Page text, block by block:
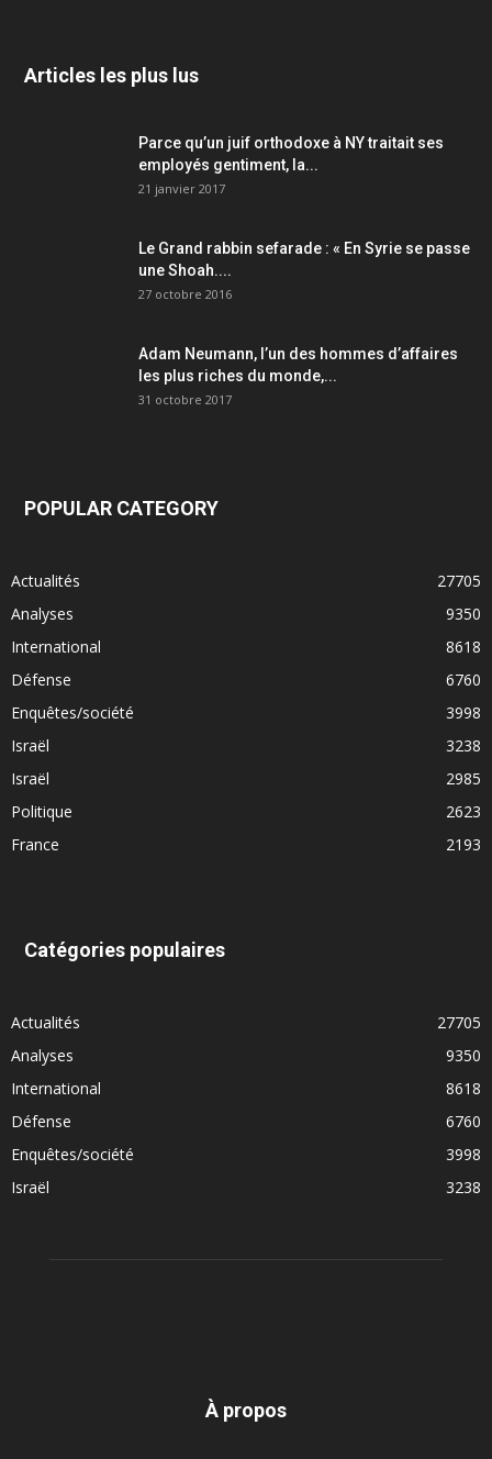
Articles les plus lus
Parce qu’un juif orthodoxe à NY traitait ses
employés gentiment, la...
21 janvier 2017
Le Grand rabbin sefarade : « En Syrie se passe
une Shoah....
27 octobre 2016
Adam Neumann, l’un des hommes d’affaires
les plus riches du monde,...
31 octobre 2017
POPULAR CATEGORY
Actualités
27705
Analyses
9350
International
8618
Défense
6760
Enquêtes/société
3998
Israël
3238
Israël
2985
Politique
2623
France
2193
Catégories populaires
Actualités
27705
Analyses
9350
International
8618
Défense
6760
Enquêtes/société
3998
Israël
3238
À propos